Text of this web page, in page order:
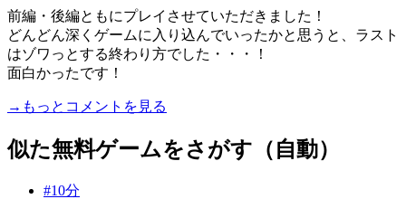
前編・後編ともにプレイさせていただきました！
どんどん深くゲームに入り込んでいったかと思うと、ラスト
はゾワっとする終わり方でした・・・！
面白かったです！
→もっとコメントを見る
似た無料ゲームをさがす（自動）
#10分